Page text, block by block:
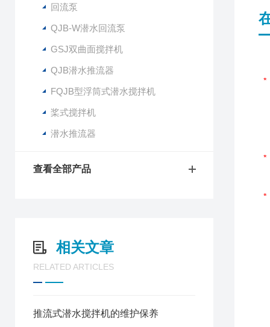
回流泵
QJB-W潜水回流泵
GSJ双曲面搅拌机
QJB潜水推流器
FQJB型浮筒式潜水搅拌机
桨式搅拌机
潜水推流器
查看全部产品
相关文章
RELATED ARTICLES
推流式潜水搅拌机的维护保养